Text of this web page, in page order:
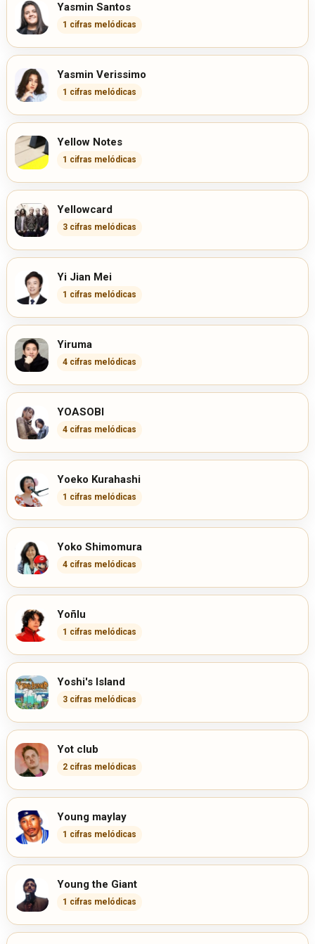
Yasmin Santos
1 cifras melódicas
Yasmin Verissimo
1 cifras melódicas
Yellow Notes
1 cifras melódicas
Yellowcard
3 cifras melódicas
Yi Jian Mei
1 cifras melódicas
Yiruma
4 cifras melódicas
YOASOBI
4 cifras melódicas
Yoeko Kurahashi
1 cifras melódicas
Yoko Shimomura
4 cifras melódicas
Yoñlu
1 cifras melódicas
Yoshi's Island
3 cifras melódicas
Yot club
2 cifras melódicas
Young maylay
1 cifras melódicas
Young the Giant
1 cifras melódicas